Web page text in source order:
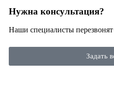
Нужна консультация?
Наши специалисты
Задать